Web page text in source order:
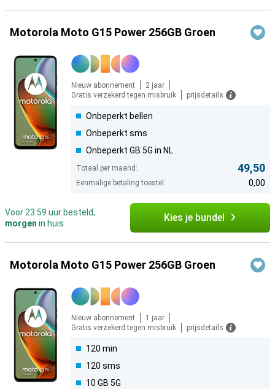
Motorola Moto G15 Power 256GB Groen
Nieuw abonnement
2 jaar
Gratis verzekerd tegen misbruik
prijsdetails
Onbeperkt bellen
Onbeperkt sms
Onbeperkt GB 5G in NL
Totaal per maand: 49,50
Eenmalige betaling toestel: 0,00
Voor 23:59 uur besteld,
morgen in huis Kies je bundel
Motorola Moto G15 Power 256GB Groen
Nieuw abonnement
1 jaar
Gratis verzekerd tegen misbruik
prijsdetails
120 min
120 sms
10 GB 5G